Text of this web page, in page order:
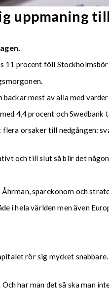
uppmaning
procent föll
mest av alla med
4,4 procent och Swedbank
flera orsaker till nedgången:
och till slut så blir det
sparekonom och
i hela världen men även
rör sig mycket
har man det så ska man